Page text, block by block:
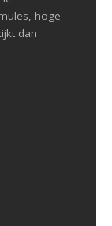
hoge
dan